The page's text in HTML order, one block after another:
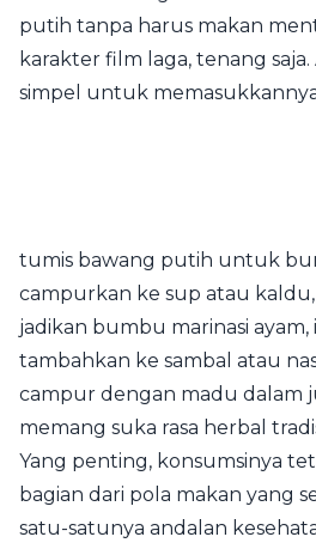
putih tanpa harus makan
karakter film laga, tenang saja.
simpel untuk
tumis bawang putih untuk
campurkan ke sup atau kaldu,
jadikan bumbu marinasi
tambahkan ke sambal atau
campur dengan madu dalam
memang suka rasa herbal
Yang penting, konsumsinya
bagian dari pola makan yang
satu-satunya andalan